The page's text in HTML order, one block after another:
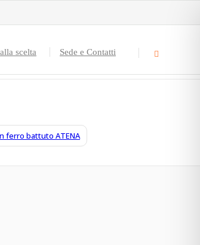
scelta Sede e Contatti
ferro battuto ATENA